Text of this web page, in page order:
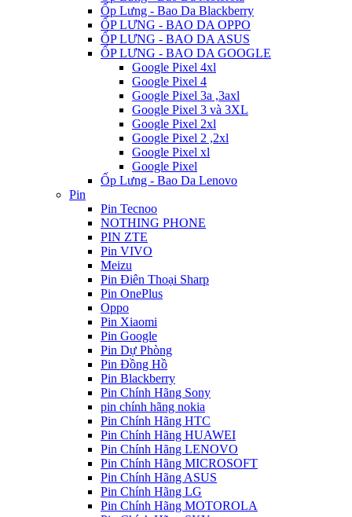
Ốp Lưng - Bao Da Blackberry
ỐP LƯNG - BAO DA OPPO
ỐP LƯNG - BAO DA ASUS
ỐP LƯNG - BAO DA GOOGLE
Google Pixel 4xl
Google Pixel 4
Google Pixel 3a ,3axl
Google Pixel 3 và 3XL
Google Pixel 2xl
Google Pixel 2 ,2xl
Google Pixel xl
Google Pixel
Ốp Lưng - Bao Da Lenovo
Pin
Pin Tecnoo
NOTHING PHONE
PIN ZTE
Pin VIVO
Meizu
Pin Điên Thoại Sharp
Pin OnePlus
Oppo
Pin Xiaomi
Pin Google
Pin Dự Phòng
Pin Đồng Hồ
Pin Blackberry
Pin Chính Hãng Sony
pin chính hãng nokia
Pin Chính Hãng HTC
Pin Chính Hãng HUAWEI
Pin Chính Hãng LENOVO
Pin Chính Hãng MICROSOFT
Pin Chính Hãng ASUS
Pin Chính Hãng LG
Pin Chính Hãng MOTOROLA